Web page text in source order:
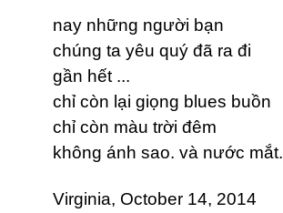
nay những người bạn
chúng ta yêu quý đã ra đi
gần hết ...
chỉ còn lại giọng blues buồn
chỉ còn màu trời đêm
không ánh sao. và nước mắt.
Virginia, October 14, 2014